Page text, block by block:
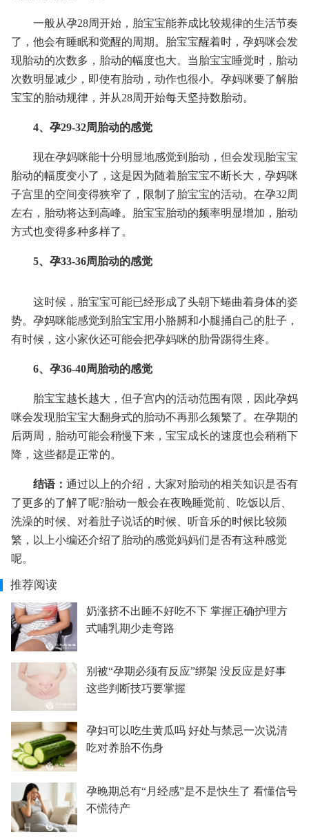
一般从孕28周开始，胎宝宝能养成比较规律的生活节奏
了，他会有睡眠和觉醒的周期。胎宝宝醒着时，孕妈咪会发
现胎动的次数多，胎动的幅度也大。当胎宝宝睡觉时，胎动
次数明显减少，即使有胎动，动作也很小。孕妈咪要了解胎
宝宝的胎动规律，并从28周开始每天坚持数胎动。
4、孕29-32周胎动的感觉
现在孕妈咪能十分明显地感觉到胎动，但会发现胎宝宝
胎动的幅度变小了，这是因为随着胎宝宝不断长大，孕妈咪
子宫里的空间变得狭窄了，限制了胎宝宝的活动。在孕32周
左右，胎动将达到高峰。胎宝宝胎动的频率明显增加，胎动
方式也变得多种多样了。
5、孕33-36周胎动的感觉
这时候，胎宝宝可能已经形成了头朝下蜷曲着身体的姿
势。孕妈咪能感觉到胎宝宝用小胳膊和小腿捅自己的肚子，
有时候，这小家伙还可能会把孕妈咪的肋骨踢得生疼。
6、孕36-40周胎动的感觉
胎宝宝越长越大，但子宫内的活动范围有限，因此孕妈
咪会发现胎宝宝大翻身式的胎动不再那么频繁了。在孕期的
后两周，胎动可能会稍慢下来，宝宝成长的速度也会稍稍下
降，这些都是正常的。
结语： 通过以上的介绍，大家对胎动的相关知识是否有
了更多的了解了呢?胎动一般会在夜晚睡觉前、吃饭以后、
洗澡的时候、对着肚子说话的时候、听音乐的时候比较频
繁，以上小编还介绍了胎动的感觉妈妈们是否有这种感觉
呢。
推荐阅读
奶涨挤不出睡不好吃不下 掌握正确护理方
式哺乳期少走弯路
别被“孕期必须有反应”绑架 没反应是好事
这些判断技巧要掌握
孕妇可以吃生黄瓜吗 好处与禁忌一次说清
吃对养胎不伤身
孕晚期总有“月经感”是不是快生了 看懂信号
不慌待产